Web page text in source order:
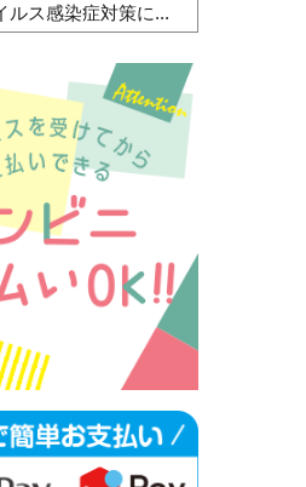
ルス感染症対策に...